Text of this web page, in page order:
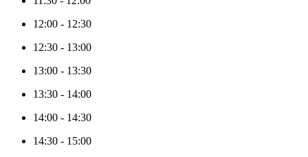
12:00 - 12:30
12:30 - 13:00
13:00 - 13:30
13:30 - 14:00
14:00 - 14:30
14:30 - 15:00